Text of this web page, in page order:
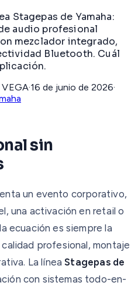
Stagepas de Yamaha:
audio profesional
mezclador integrado,
Bluetooth. Cuál
VEGA·16 de junio de 2026·
sin
un evento corporativo,
una activación en retail o
ecuación es siempre la
profesional, montaje
La líneaStagepas de
con sistemas todo-en-